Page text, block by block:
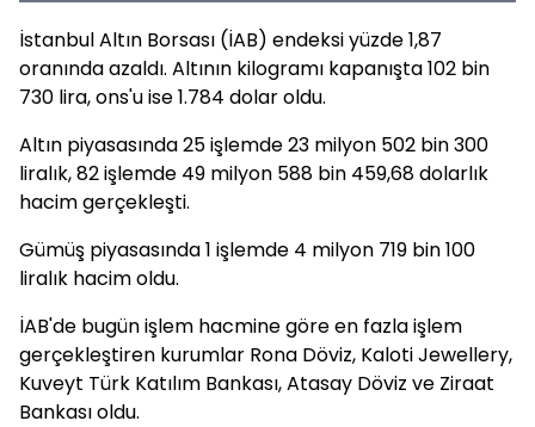
İstanbul Altın Borsası (İAB) endeksi yüzde 1,87
oranında azaldı. Altının kilogramı kapanışta 102 bin
730 lira, ons'u ise 1.784 dolar oldu.
Altın piyasasında 25 işlemde 23 milyon 502 bin 300
liralık, 82 işlemde 49 milyon 588 bin 459,68 dolarlık
hacim gerçekleşti.
Gümüş piyasasında 1 işlemde 4 milyon 719 bin 100
liralık hacim oldu.
İAB'de bugün işlem hacmine göre en fazla işlem
gerçekleştiren kurumlar Rona Döviz, Kaloti Jewellery,
Kuveyt Türk Katılım Bankası, Atasay Döviz ve Ziraat
Bankası oldu.